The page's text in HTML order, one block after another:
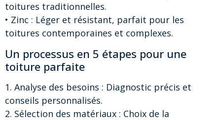
toitures traditionnelles.
• Zinc : Léger et résistant, parfait pour les
toitures contemporaines et complexes.
Un processus en 5 étapes pour une
toiture parfaite
1. Analyse des besoins : Diagnostic précis et
conseils personnalisés.
2. Sélection des matériaux : Choix de la